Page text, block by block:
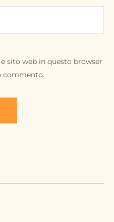
sito web in questo browser
commento.